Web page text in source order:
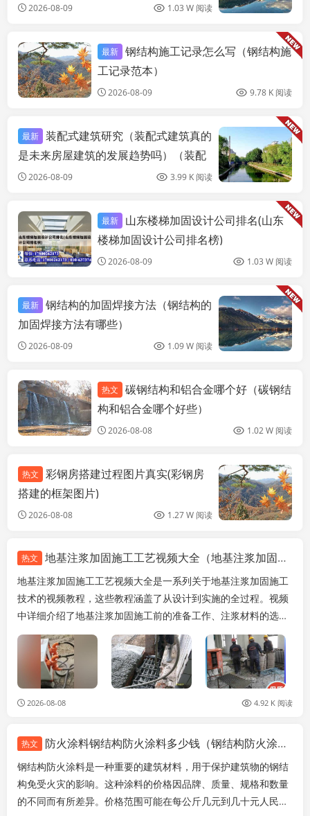
2026-08-09 1.03 W 阅读
装饰工装设计
最新 钢结构施工记录怎么写（钢结构施
工记录范本）
2026-08-09 9.78 K 阅读
最新 装配式建筑研究（装配式建筑真的
是未来房屋建筑的发展趋势吗）（装配
式建筑应对自然灾害时更明显您好）
2026-08-09 3.99 K 阅读
装饰工装设计
最新
山东楼梯加固设计公司排名(山东
楼梯加固设计公司排名榜)
2026-08-09 1.03 W 阅读
最新 钢结构的加固焊接方法（钢结构的
加固焊接方法有哪些）
2026-08-09 1.09 W 阅读
装饰工装设计
热文
碳钢结构和铝合金哪个好（碳钢结
构和铝合金哪个好些）
2026-08-08 1.02 W 阅读
热文
彩钢房搭建过程图片真实(彩钢房
搭建的框架图片)
2026-08-08 1.27 W 阅读
热文 地基注浆加固施工工艺视频大全（地基注浆加固施工工艺）
地基注浆加固施工工艺视频大全是一系列关于地基注浆加固施工
技术的视频教程，这些教程涵盖了从设计到实施的全过程。视频
中详细介绍了地基注浆加固施工前的准备工作、注浆材料的选择
与配比、注浆设备的操作方法、注浆压力的控制以及注...
2026-08-08 4.92 K 阅读
热文 防火涂料钢结构防火涂料多少钱（钢结构防火涂料价格）
钢结构防火涂料是一种重要的建筑材料，用于保护建筑物的钢结
构免受火灾的影响。这种涂料的价格因品牌、质量、规格和数量
的不同而有所差异。价格范围可能在每公斤几元到几十元人民币